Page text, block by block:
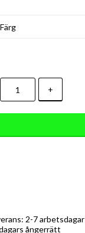
+
2-7 arbetsdagar
ångerrätt